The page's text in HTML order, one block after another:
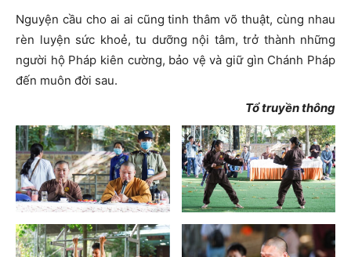
Nguyện cầu cho ai ai cũng tinh thâm võ thuật, cùng nhau
rèn luyện sức khoẻ, tu dưỡng nội tâm, trở thành những
người hộ Pháp kiên cường, bảo vệ và giữ gìn Chánh Pháp
đến muôn đời sau.
Tổ truyền thông